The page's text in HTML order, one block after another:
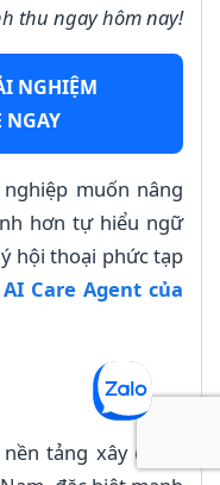
thu ngay hôm nay!
NGHIỆM
NGAY
nghiệp muốn nâng
hơn tự hiểu ngữ
hội thoại phức tạp
AI Care Agent của
tảng xây dựng